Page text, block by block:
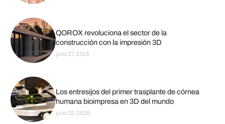
QOROX revoluciona el sector de la
construcción con la impresión 3D
julio 27, 2026
Los entresijos del primer trasplante de córnea
humana bioimpresa en 3D del mundo
julio 22, 2026